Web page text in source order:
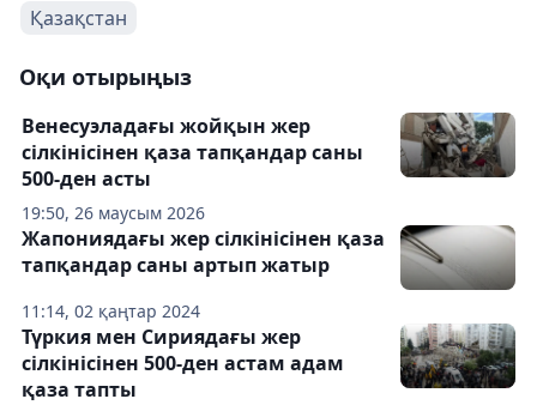
Қазақстан
Оқи отырыңыз
19:50, 26 маусым 2026
Венесуэладағы жойқын жер
сілкінісінен қаза тапқандар саны
500-ден асты
11:14, 02 қаңтар 2024
Жапониядағы жер сілкінісінен қаза
тапқандар саны артып жатыр
Түркия мен Сириядағы жер
сілкінісінен 500-ден астам адам
қаза тапты